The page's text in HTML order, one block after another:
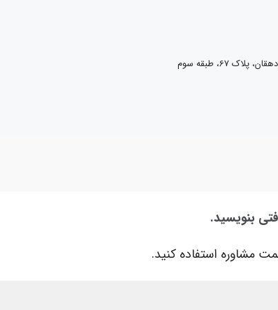
67، طبقه سوم
بنویسید.
مشاوره استفاده کنید.